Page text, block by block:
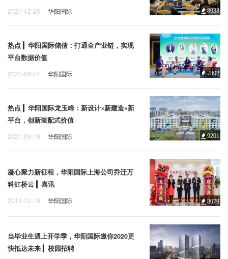
2021-12-25 华阳国际 8038
热点 ▎华阳国际储倩：打通全产业链，实现
平台数据价值
2021-09-24 华阳国际 7802
热点 ▎华阳国际龙玉峰：新设计×新建造×新
平台，创新装配式价值
2021-09-19 华阳国际 9201
凝心聚力新征程，华阳国际上海公司乔迁万
科虹桥云 ▎喜讯
2019-12-10 华阳国际 8079
当毕业生遇上开学季，华阳国际邀你2020更
快抵达未来 ▎校园招聘